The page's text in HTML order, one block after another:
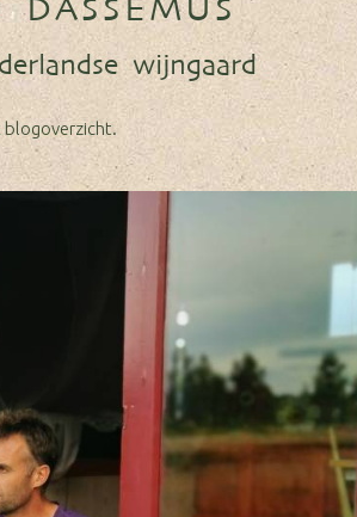
DASSEMUS
wijngaard
blogoverzicht.